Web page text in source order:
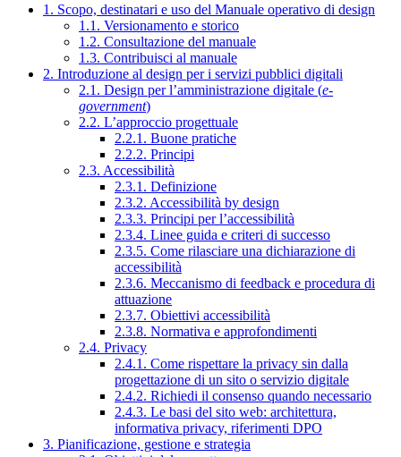
1. Scopo, destinatari e uso del Manuale operativo di design
1.1. Versionamento e storico
1.2. Consultazione del manuale
1.3. Contribuisci al manuale
2. Introduzione al design per i servizi pubblici digitali
2.1. Design per l’amministrazione digitale (e-
government)
2.2. L’approccio progettuale
2.2.1. Buone pratiche
2.2.2. Principi
2.3. Accessibilità
2.3.1. Definizione
2.3.2. Accessibilità by design
2.3.3. Principi per l’accessibilità
2.3.4. Linee guida e criteri di successo
2.3.5. Come rilasciare una dichiarazione di
accessibilità
2.3.6. Meccanismo di feedback e procedura di
attuazione
2.3.7. Obiettivi accessibilità
2.3.8. Normativa e approfondimenti
2.4. Privacy
2.4.1. Come rispettare la privacy sin dalla
progettazione di un sito o servizio digitale
2.4.2. Richiedi il consenso quando necessario
2.4.3. Le basi del sito web: architettura,
informativa privacy, riferimenti DPO
3. Pianificazione, gestione e strategia